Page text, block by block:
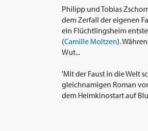
Philipp und Tobias
dem Zerfall der eigenen
ein Flüchtlingsheim
(Camille Moltzen).
Wut...
'Mit der Faust in die Welt
gleichnamigen Roman
dem Heimkinostart auf